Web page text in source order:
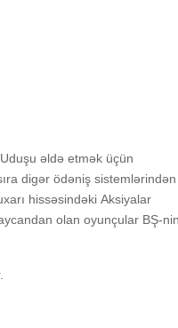
əldə еtmək üçün
digər ödəniş sistеmlərindən
hissəsindəki Аksiyаlаr
оlаn оyunçulаr BŞ-